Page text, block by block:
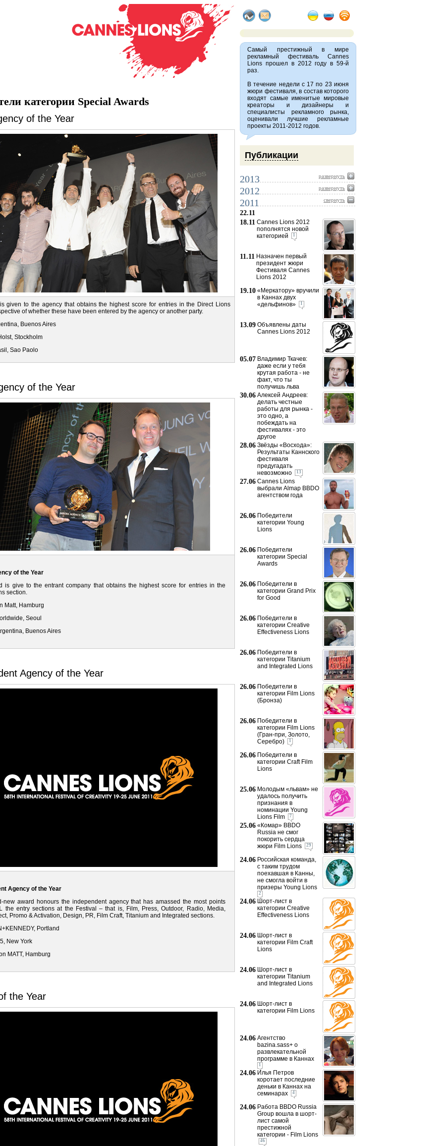
категории Special Awards
of the Year
given to the agency that obtains the highest score for entries in the Direct Lions
of whether these have been entered by the agency or another party.
Buenos Aires
Stockholm
Sao Paolo
of the Year
of the Year
is give to the entrant company that obtains the highest score for entries in the
section.
Matt, Hamburg
Seoul
Buenos Aires
Agency of the Year
Agency of the Year
new award honours the independent agency that has amassed the most points
the entry sections at the Festival – that is, Film, Press, Outdoor, Radio, Media,
Promo & Activation, Design, PR, Film Craft, Titanium and Integrated sections.
Portland
New York
MATT, Hamburg
the Year
Самый престижный в мире
рекламный фестиваль Сannes
Lions прошел в 2012 году в 59-й
раз.
В течение недели с 17 по 23 июня
жюри фестиваля, в состав которого
входят самые именитые мировые
креаторы и дизайнеры и
специалисты рекламного рынка,
оценивали лучшие рекламные
проекты 2011-2012 годов.
Публикации
2013 развернуть
2012 развернуть
2011 свернуть
22.11
18.11 Cannes Lions 2012
пополнятся новой
категорией
1
11.11 Назначен первый
президент жюри
Фестиваля Cannes
Lions 2012
19.10 «Меркатору» вручили
в Каннах двух
«дельфинов»
1
13.09 Объявлены даты
Cannes Lions 2012
05.07 Владимир Ткачев:
даже если у тебя
крутая работа - не
факт, что ты
получишь льва
30.06 Алексей Андреев:
делать честные
работы для рынка -
это одно, а
побеждать на
фестивалях - это
другое
28.06 Звёзды «Восхода»:
Результаты Каннского
фестиваля
предугадать
невозможно
13
27.06 Cannes Lions
выбрали Almap BBDO
агентством года
26.06 Победители
категории Young
Lions
26.06 Победители
категории Special
Awards
26.06 Победители в
категории Grand Prix
for Good
26.06 Победители в
категории Creative
Effectiveness Lions
26.06 Победители в
категории Titanium
and Integrated Lions
26.06 Победители в
категории Film Lions
(Бронза)
26.06 Победители в
категории Film Lions
(Гран-при, Золото,
Серебро)
1
26.06 Победители в
категории Craft Film
Lions
25.06 Молодым «львам» не
удалось получить
признания в
номинации Young
Lions Film
7
25.06 «Комар» BBDO
Russia не смог
покорить сердца
жюри Film Lions
29
24.06 Российская команда,
с таким трудом
поехавшая в Канны,
не смогла войти в
призеры Young Lions
2
24.06 Шорт-лист в
категории Creative
Effectiveness Lions
24.06 Шорт-лист в
категории Film Craft
Lions
24.06 Шорт-лист в
категории Titanium
and Integrated Lions
24.06 Шорт-лист в
категории Film Lions
24.06 Агентство
bazina.sass+ о
развлекательной
программе в Каннах
1
24.06 Илья Петров
коротает последние
деньки в Каннах на
семинарах
4
24.06 Работа BBDO Russia
Group вошла в шорт-
лист самой
престижной
категории - Film Lions
46